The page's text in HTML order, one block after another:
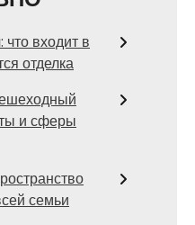
входит в
отделка
и сферы
семьи